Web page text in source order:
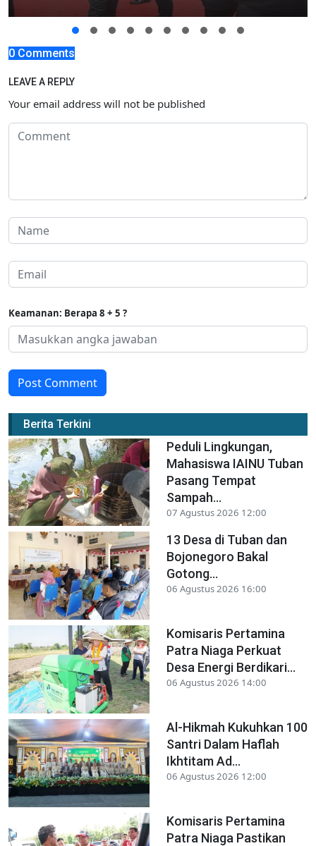
0 Comments
LEAVE A REPLY
Your email address will not be published
Keamanan: Berapa 8 + 5 ?
Post Comment
Berita Terkini
Peduli Lingkungan,
Mahasiswa IAINU Tuban
Pasang Tempat
Sampah...
07 Agustus 2026 12:00
13 Desa di Tuban dan
Bojonegoro Bakal
Gotong...
06 Agustus 2026 16:00
Komisaris Pertamina
Patra Niaga Perkuat
Desa Energi Berdikari...
06 Agustus 2026 14:00
Al-Hikmah Kukuhkan 100
Santri Dalam Haflah
Ikhtitam Ad...
06 Agustus 2026 12:00
Komisaris Pertamina
Patra Niaga Pastikan